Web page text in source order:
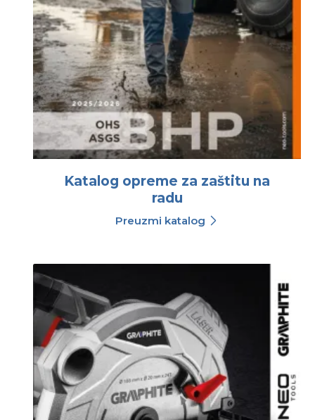
Katalog opreme za zaštitu na
radu
Preuzmi katalog